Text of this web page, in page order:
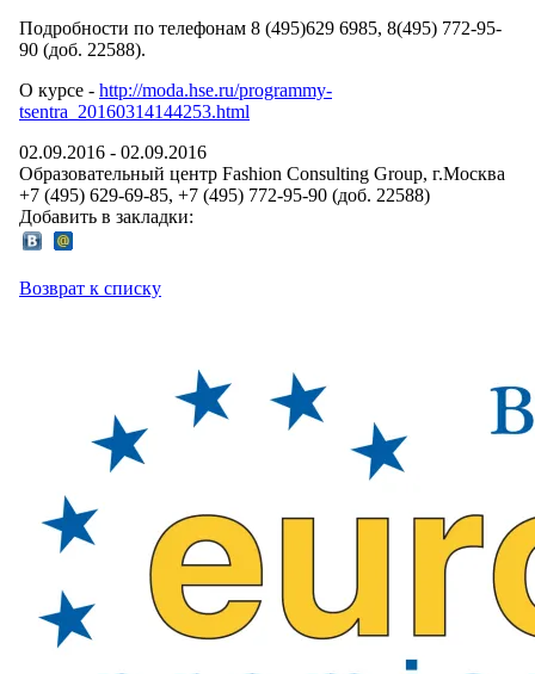
Подробности по телефонам 8 (495)629 6985, 8(495) 772-95-
90 (доб. 22588).
О курсе - http://moda.hse.ru/programmy-
tsentra_20160314144253.html
02.09.2016 - 02.09.2016
Образовательный центр Fashion Consulting Group, г.Москва
+7 (495) 629-69-85, +7 (495) 772-95-90 (доб. 22588)
Добавить в закладки:
Возврат к списку